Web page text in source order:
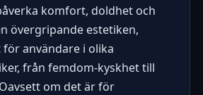
komfort, doldhet och
övergripande estetiken,
användare i olika
från femdom-kyskhet till
om det är för